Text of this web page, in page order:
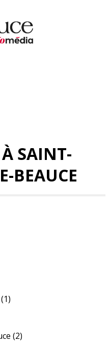
SAINT-
BEAUCE
(1)
(2)